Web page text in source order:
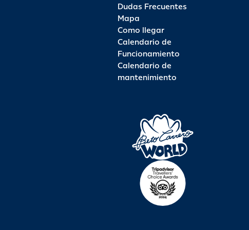
Dudas Frecuentes
Mapa
Como llegar
Calendario de
Funcionamiento
Calendario de
mantenimiento